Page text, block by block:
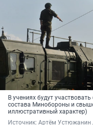
В учениях будут
состава Минобороны и
иллюстративный характер)
Источник: Артём Устюжанин